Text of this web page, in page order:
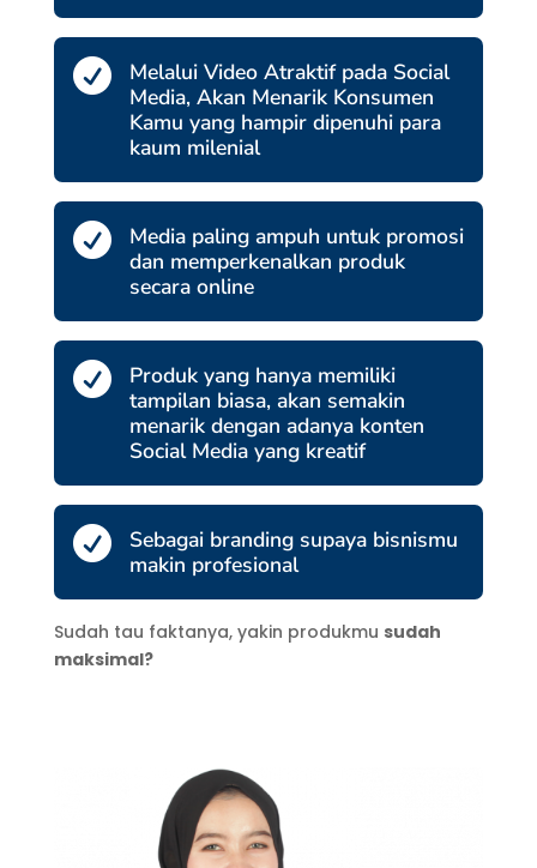

Melalui Video Atraktif pada Social
Media, Akan Menarik Konsumen
Kamu yang hampir dipenuhi para
kaum milenial

Media paling ampuh untuk promosi
dan memperkenalkan produk
secara online

Produk yang hanya memiliki
tampilan biasa, akan semakin
menarik dengan adanya konten
Social Media yang kreatif

Sebagai branding supaya bisnismu
makin profesional
Sudah tau faktanya, yakin produkmu sudah
maksimal?